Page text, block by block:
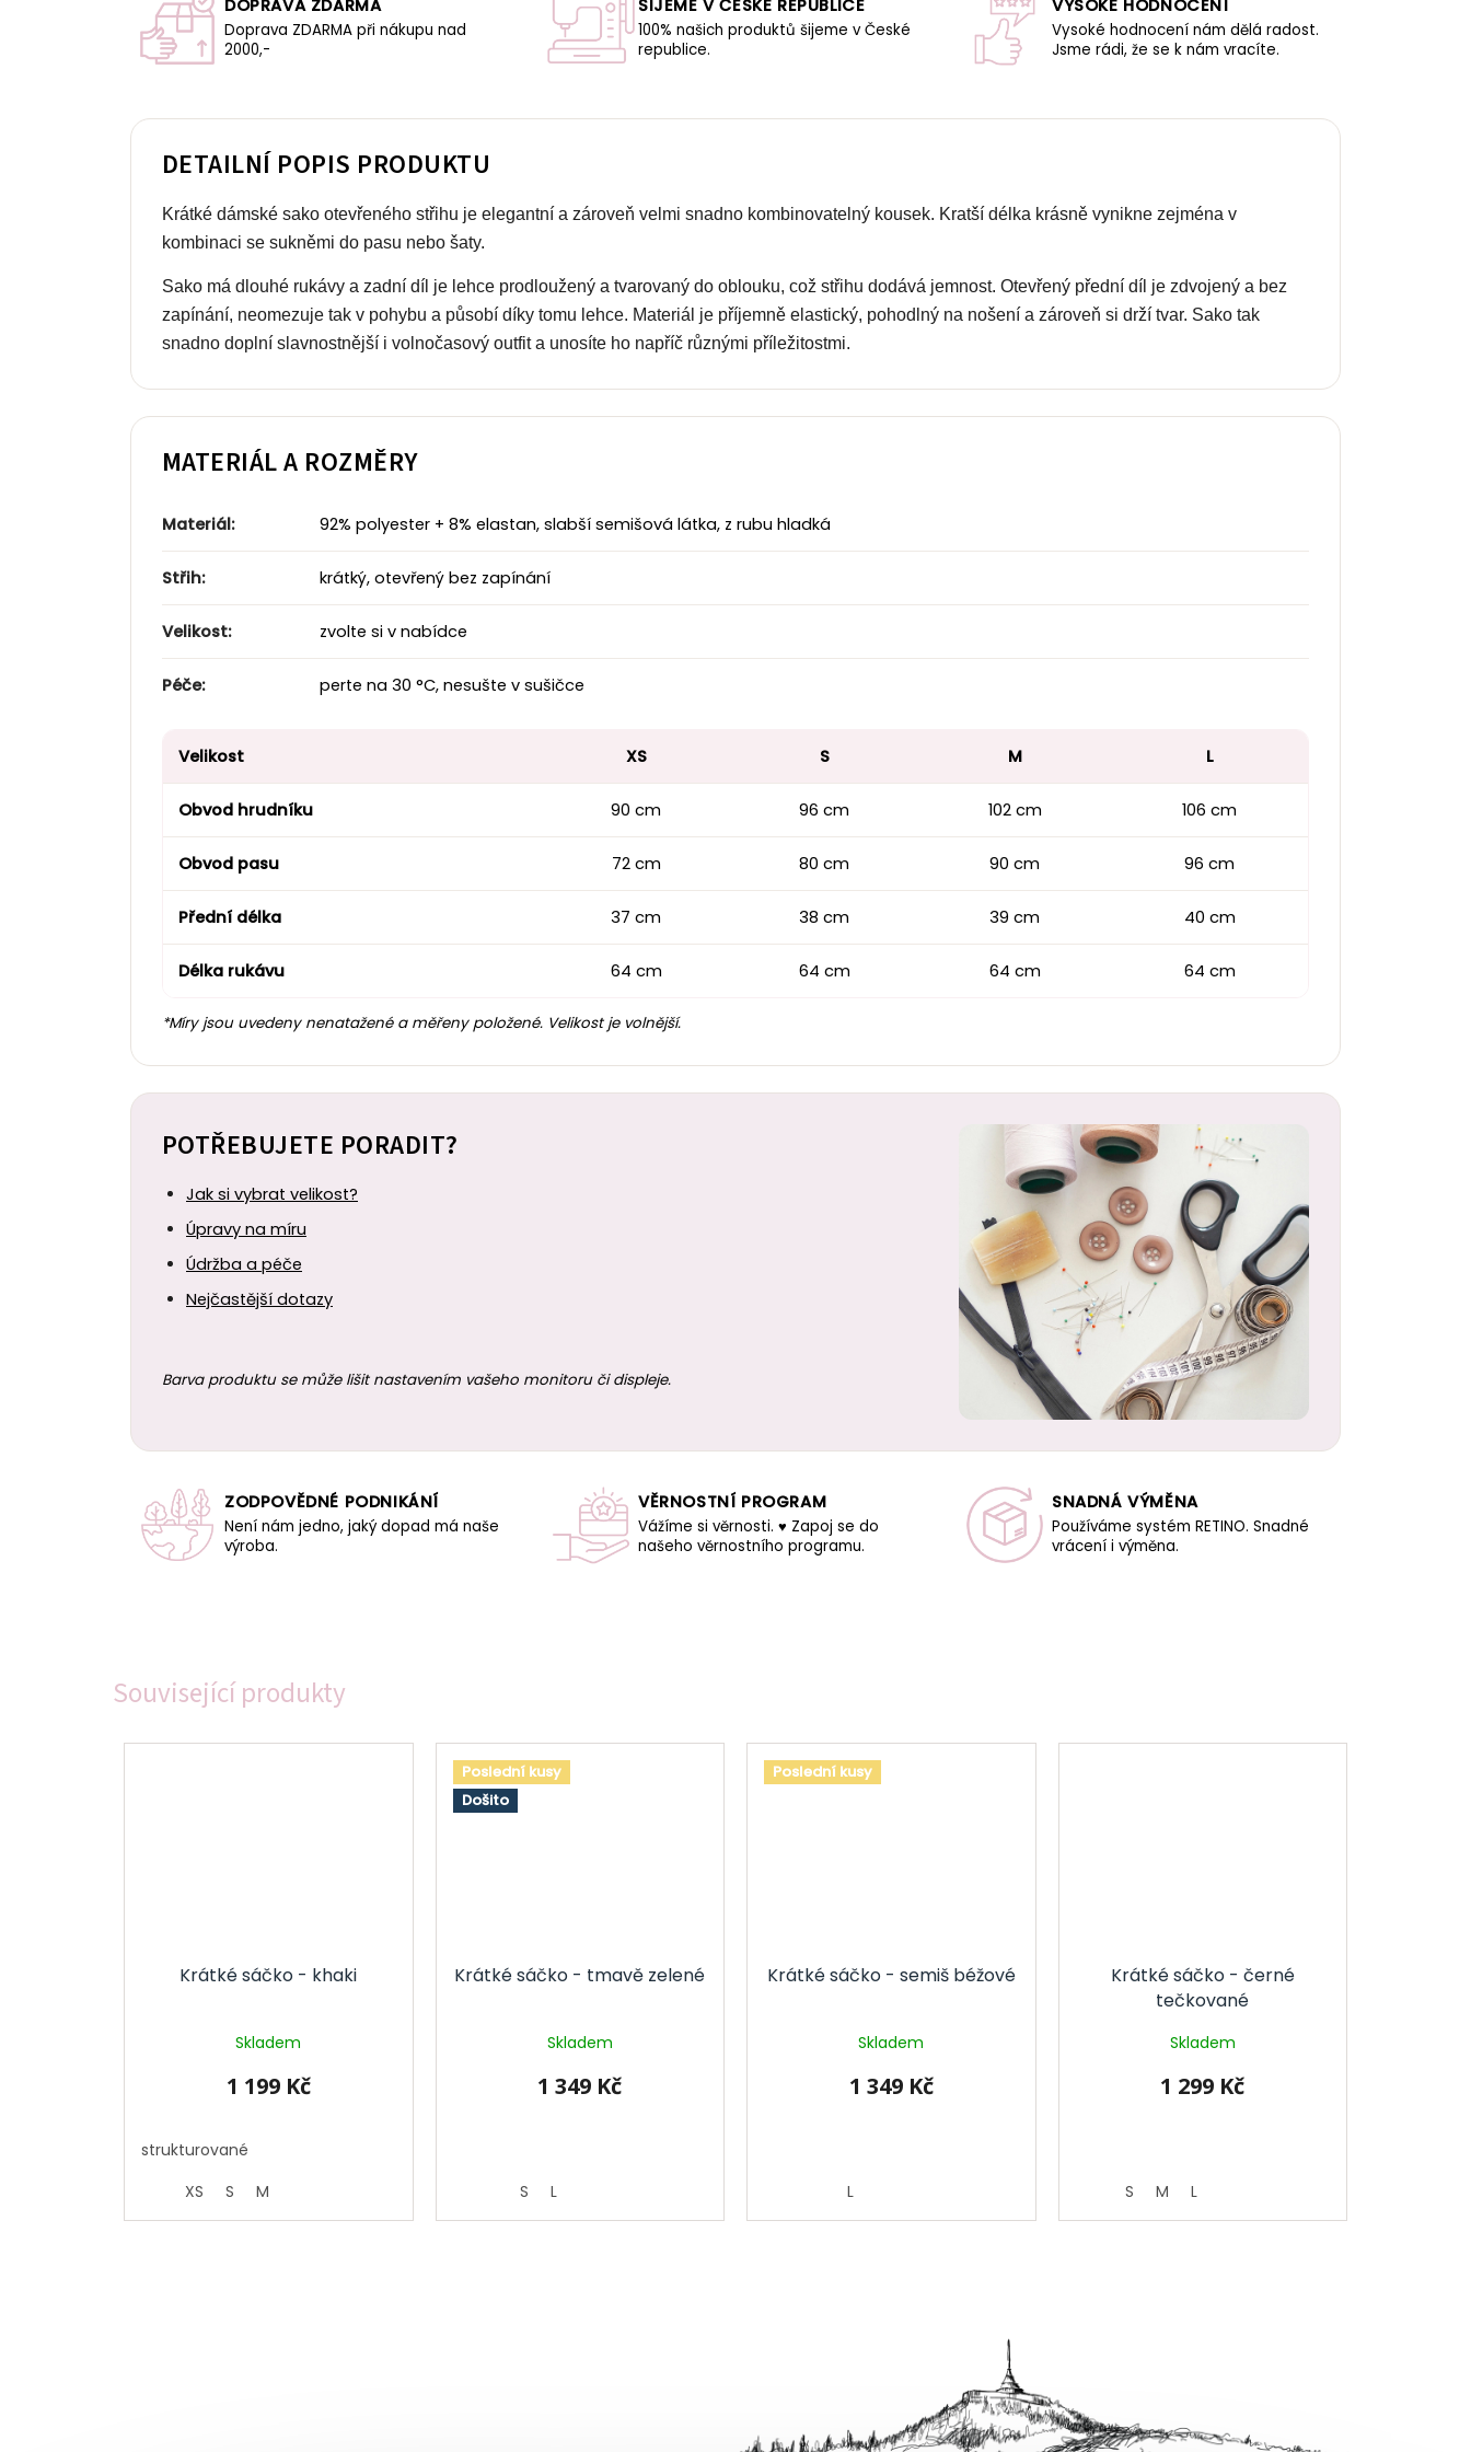
Související produkty
Krátké sáčko - khaki
Skladem
1 199 Kč
strukturované
XS
S M
Poslední kusy
Došito
Krátké sáčko - tmavě zelené
Skladem
1 349 Kč
S L
Poslední kusy
Krátké sáčko - semiš béžové
Skladem
1 349 Kč
L
Krátké sáčko - černé
tečkované
Skladem
1 299 Kč
S M L
DOPRAVA ZDARMA
Doprava ZDARMA při nákupu nad
2000,-
ŠIJEME V ČESKÉ REPUBLICE
100% našich produktů šijeme v České
republice.
VYSOKÉ HODNOCENÍ
Vysoké hodnocení nám dělá radost.
Jsme rádi, že se k nám vracíte.
DETAILNÍ POPIS PRODUKTU
Krátké dámské sako otevřeného střihu je elegantní a zároveň velmi snadno kombinovatelný kousek. Kratší délka krásně vynikne zejména v
kombinaci se sukněmi do pasu nebo šaty.
Sako má dlouhé rukávy a zadní díl je lehce prodloužený a tvarovaný do oblouku, což střihu dodává jemnost. Otevřený přední díl je zdvojený a bez
zapínání, neomezuje tak v pohybu a působí díky tomu lehce. Materiál je příjemně elastický, pohodlný na nošení a zároveň si drží tvar. Sako tak
snadno doplní slavnostnější i volnočasový outfit a unosíte ho napříč různými příležitostmi.
MATERIÁL A ROZMĚRY
Materiál: 92% polyester + 8% elastan, slabší semišová látka, z rubu hladká
Střih: krátký, otevřený bez zapínání
Velikost: zvolte si v nabídce
Péče: perte na 30 °C, nesušte v sušičce
Velikost XS S M L
Obvod hrudníku 90 cm 96 cm 102 cm 106 cm
Obvod pasu 72 cm 80 cm 90 cm 96 cm
Přední délka 37 cm 38 cm 39 cm 40 cm
Délka rukávu 64 cm 64 cm 64 cm 64 cm
*Míry jsou uvedeny nenatažené a měřeny položené. Velikost je volnější.
POTŘEBUJETE PORADIT?
Jak si vybrat velikost?
Úpravy na míru
Údržba a péče
Nejčastější dotazy
Barva produktu se může lišit nastavením vašeho monitoru či displeje.
ZODPOVĚDNÉ PODNIKÁNÍ
Není nám jedno, jaký dopad má naše
výroba.
VĚRNOSTNÍ PROGRAM
Vážíme si věrnosti. ♥ Zapoj se do
našeho věrnostního programu.
SNADNÁ VÝMĚNA
Používáme systém RETINO. Snadné
vrácení i výměna.